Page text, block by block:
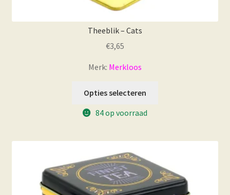
Theeblik – Cats
€3,65
Merk: Merkloos
Opties selecteren
84 op voorraad